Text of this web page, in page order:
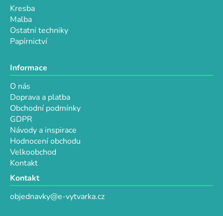
Kresba
Malba
Ostatní techniky
Papírnictví
Informace
O nás
Doprava a platba
Obchodní podmínky
GDPR
Návody a inspirace
Hodnocení obchodu
Velkoobchod
Kontakt
Kontakt
objednavky@e-vytvarka.cz